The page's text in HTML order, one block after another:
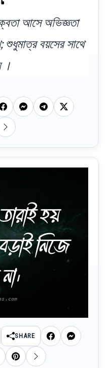
আসে অভিজ্ঞতা
শুধুমাত্র বয়সের সাথে
।
হয়
নিজে
SHARE